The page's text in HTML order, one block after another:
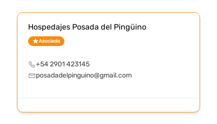
Hospedajes Posada del Pingüino
Asociado
+54 2901 423145
posadadelpinguino@gmail.com